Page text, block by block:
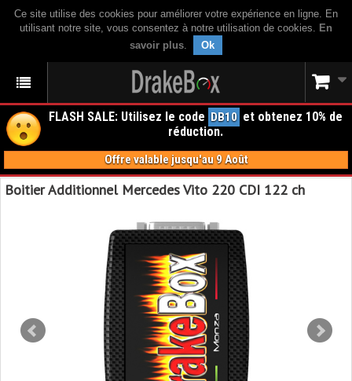
Ce site utilise des cookies pour améliorer votre expérience en ligne. En
utilisant notre site, vous consentez à notre utilisation de cookies. En
savoir plus. Ok
FLASH SALE: Utilisez le code DB10 et obtenez 10% de
réduction.
Offre valable jusqu'au 9 Août
Boitier Additionnel Mercedes Vito 220 CDI 122 ch